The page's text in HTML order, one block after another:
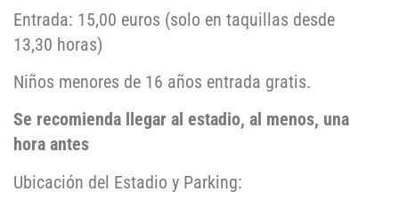
Entrada: 15,00 euros (solo en taquillas desde
13,30 horas)
Niños menores de 16 años entrada gratis.
Se recomienda llegar al estadio, al menos, una
hora antes
Ubicación del Estadio y Parking: